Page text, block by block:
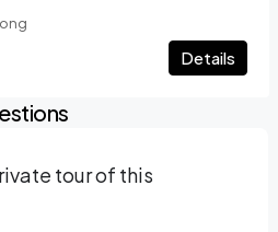
Details
tour of this